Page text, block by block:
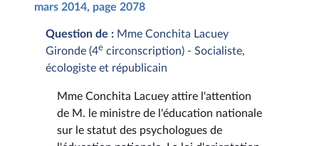
mars 2014, page 2078
Question de : Mme Conchita Lacuey
Gironde (4e circonscription) - Socialiste,
écologiste et républicain
Mme Conchita Lacuey attire l'attention
de M. le ministre de l'éducation nationale
sur le statut des psychologues de